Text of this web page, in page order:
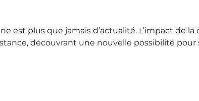
est plus que jamais d’actualité. L’impact de la
découvrant une nouvelle possibilité pour